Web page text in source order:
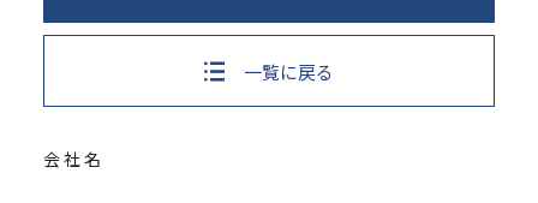
一覧に戻る
会社名